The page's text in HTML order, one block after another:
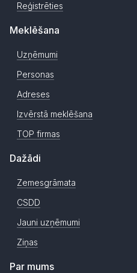
Reģistrēties
Meklēšana
Uzņēmumi
Personas
Adreses
Izvērstā meklēšana
TOP firmas
Dažādi
Zemesgrāmata
CSDD
Jauni uzņēmumi
Ziņas
Par mums